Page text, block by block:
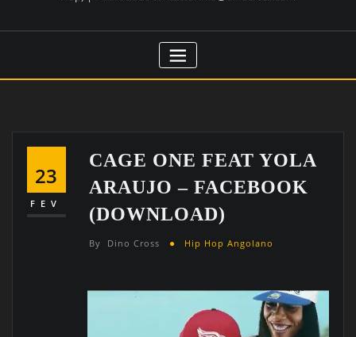
23
FEV
CAGE ONE FEAT YOLA
ARAUJO – FACEBOOK
(DOWNLOAD)
By Dino Cross Hip Hop Angolano